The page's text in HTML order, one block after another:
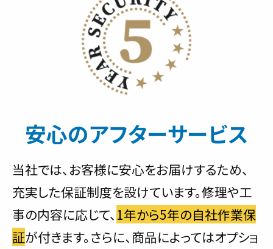
安心のアフターサービス
当社では、お客様に安心をお届けするため、
充実した保証制度を設けています。修理や工
事の内容に応じて、 1年から5年の自社作業保
証が付きます。さらに、商品によってはオプショ